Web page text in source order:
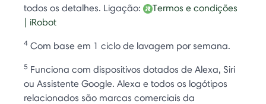
todos os detalhes. Ligação:
Termos e condições
| iRobot
4 Com base em 1 ciclo de lavagem por semana.
5 Funciona com dispositivos dotados de Alexa, Siri
ou Assistente Google. Alexa e todos os logótipos
relacionados são marcas comerciais da